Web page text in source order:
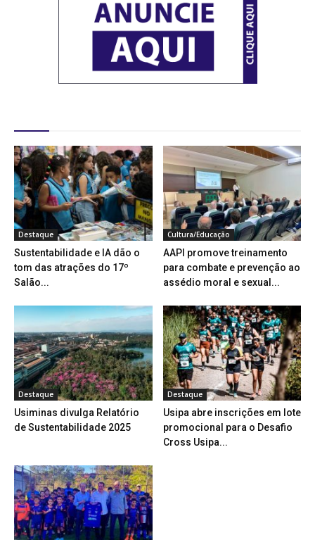
Destaque
Sustentabilidade e IA dão o
tom das atrações do 17º
Salão...
Cultura/Educação
AAPI promove treinamento
para combate e prevenção ao
assédio moral e sexual...
Destaque
Usiminas divulga Relatório
de Sustentabilidade 2025
Destaque
Usipa abre inscrições em lote
promocional para o Desafio
Cross Usipa...